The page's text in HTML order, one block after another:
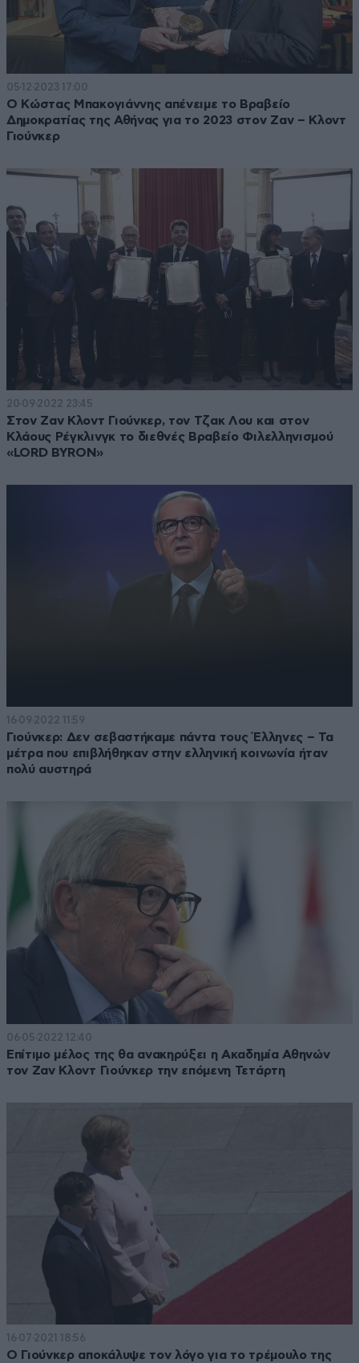
05·12·2023 17:00
Ο Κώστας Μπακογιάννης απένειμε το Βραβείο
Δημοκρατίας της Αθήνας για το 2023 στον Ζαν – Κλοντ
Γιούνκερ
20·09·2022 23:45
Στον Ζαν Κλοντ Γιούνκερ, τον Τζακ Λου και στον
Κλάους Ρέγκλινγκ το διεθνές Βραβείο Φιλελληνισμού
«LORD BYRON»
16·09·2022 11:59
Γιούνκερ: Δεν σεβαστήκαμε πάντα τους Έλληνες – Τα
μέτρα που επιβλήθηκαν στην ελληνική κοινωνία ήταν
πολύ αυστηρά
06·05·2022 12:40
Επίτιμο μέλος της θα ανακηρύξει η Ακαδημία Αθηνών
τον Ζαν Κλοντ Γιούνκερ την επόμενη Τετάρτη
16·07·2021 18:56
Ο Γιούνκερ αποκάλυψε τον λόγο για το τρέμουλο της